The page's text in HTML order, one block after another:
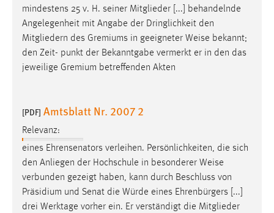
mindestens 25 v. H. seiner Mitglieder [...] behandelnde
Angelegenheit mit Angabe der Dringlichkeit den
Mitgliedern des Gremiums in geeigneter Weise bekannt;
den Zeit- punkt der Bekanntgabe vermerkt er in den das
jeweilige Gremium betreffenden Akten
[PDF] Amtsblatt Nr. 2007 2
Relevanz:
eines Ehrensenators verleihen. Persönlichkeiten, die sich
den Anliegen der Hochschule in besonderer Weise
verbunden gezeigt haben, kann durch Beschluss von
Präsidium und Senat die Würde eines Ehrenbürgers [...]
drei Werktage vorher ein. Er verständigt die Mitglieder